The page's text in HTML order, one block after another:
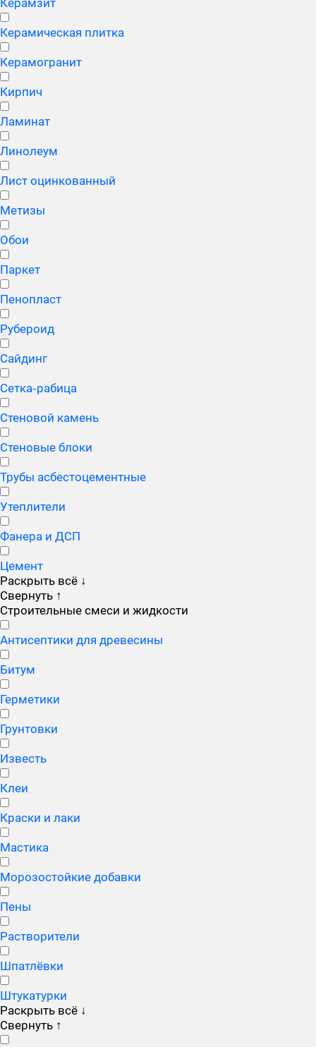
Керамзит
Керамическая плитка
Керамогранит
Кирпич
Ламинат
Линолеум
Лист оцинкованный
Метизы
Обои
Паркет
Пенопласт
Рубероид
Сайдинг
Сетка‑рабица
Стеновой камень
Стеновые блоки
Трубы асбестоцементные
Утеплители
Фанера и ДСП
Цемент
Раскрыть всё ↓
Свернуть ↑
Строительные смеси и жидкости
Антисептики для древесины
Битум
Герметики
Грунтовки
Известь
Клеи
Краски и лаки
Мастика
Морозостойкие добавки
Пены
Растворители
Шпатлёвки
Штукатурки
Раскрыть всё ↓
Свернуть ↑